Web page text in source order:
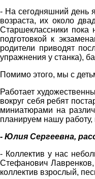
- На сегодняшний день
возраста, их около
Старшеклассники
подготовкой к
родители приводят
упражнения у станка),
Помимо этого, мы с
Работает
вокруг себя ребят
миниатюрами на
планируем нашу
- Юлия Сергеевна,
- Коллектив у нас
Стефанович Лавренков,
коллектив взрослый,